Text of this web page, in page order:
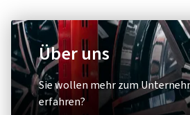
Über uns
Sie wollen mehr zum
erfahren?